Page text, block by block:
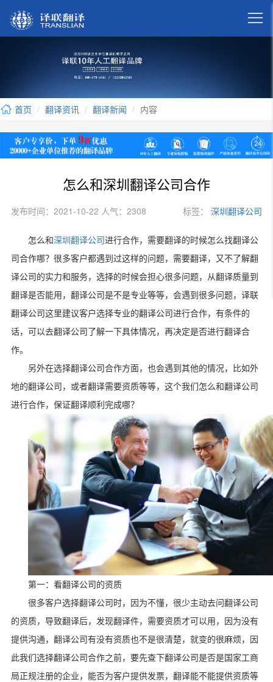

首页 翻译资讯 翻译新闻 内容
怎么和深圳翻译公司合作
发布时间：2021-10-22 人气：2308 标签： 深圳翻译公司
怎么和深圳翻译公司 进行合作，需要翻译的时候怎么找翻译公
司合作哪？很多客户都遇到过这样的问题，需要翻译，又不了解翻
译公司的实力和服务，选择的时候会担心很多问题，从翻译质量到
翻译是否能用，翻译公司是不是专业等等，会遇到很多问题，译联
翻译公司这里建议客户选择专业的翻译公司进行合作，有条件的
话，可以去翻译公司了解一下具体情况，再决定是否进行翻译合
作。
另外在选择翻译公司合作方面，也会遇到其他的情况，比如外
地的翻译公司，或者翻译需要资质等等，这个我们怎么和翻译公司
进行合作，保证翻译顺利完成哪？
第一：看翻译公司的资质
很多客户选择翻译公司时，因为不懂，很少主动去问翻译公司
的资质，导致翻译后，发现翻译件，需要资质才可以用，因为没有
提供沟通，翻译公司有没有资质也不是很清楚，就变的很麻烦，因
此我们选择翻译公司合作之前，要先查下翻译公司是否是国家工商
局正规注册的企业，能否为客户提供发票，翻译能不能提供资质等